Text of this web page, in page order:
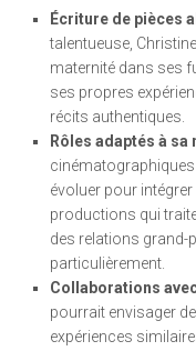
Écriture de pièces
talentueuse,
maternité dans ses
ses propres
récits authentiques.
Rôles adaptés à sa
évoluer pour
productions qui
des relations grand-
particulièrement.
Collaborations
pourrait envisager
expériences